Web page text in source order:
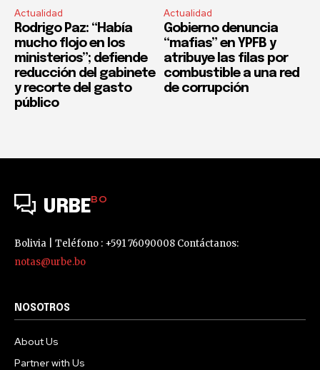
Actualidad
Rodrigo Paz: “Había
mucho flojo en los
ministerios”; defiende
reducción del gabinete
y recorte del gasto
público
Actualidad
Gobierno denuncia
“mafias” en YPFB y
atribuye las filas por
combustible a una red
de corrupción
URBEBO
Bolivia | Teléfono : +591 76090008 Contáctanos:
notas@urbe.bo
NOSOTROS
About Us
Partner with Us